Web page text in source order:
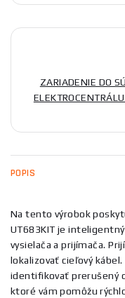
ZARIADENIE DO
POPIS
Na tento výrobok
UT683KIT je
vysielača a prijímača.
lokalizovať cieľový
identifikovať prerušený
ktoré vám pomôžu